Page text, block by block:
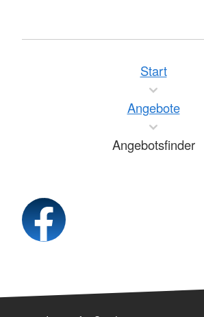
Start
Angebote
Angebotsfinder